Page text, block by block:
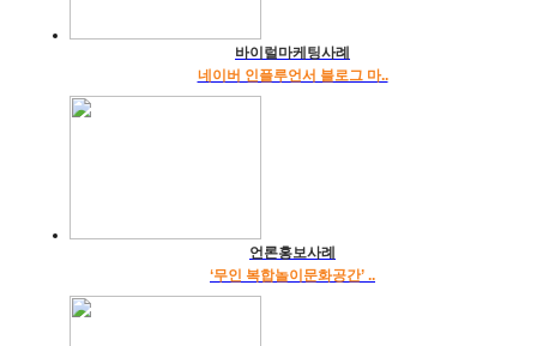
바이럴마케팅사례
네이버 인플루언서 블로그 마..
언론홍보사례
‘무인 복합놀이문화공간’ ..